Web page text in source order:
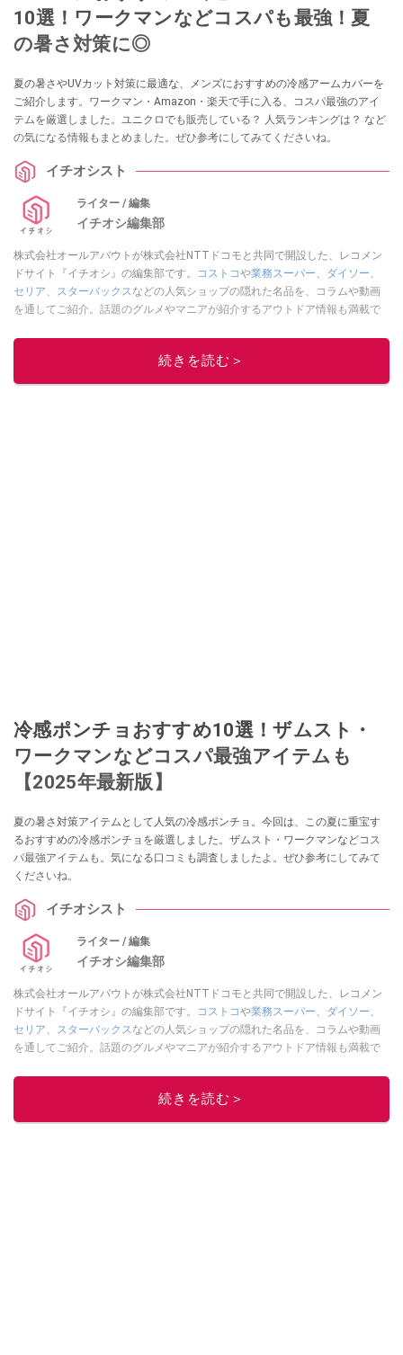
10選！ワークマンなどコスパも最強！夏
の暑さ対策に◎
夏の暑さやUVカット対策に最適な、メンズにおすすめの冷感アームカバーを
ご紹介します。ワークマン・Amazon・楽天で手に入る、コスパ最強のアイ
テムを厳選しました。ユニクロでも販売している？ 人気ランキングは？ など
の気になる情報もまとめました。ぜひ参考にしてみてくださいね。
イチオシスト
ライター / 編集
イチオシ編集部
株式会社オールアバウトが株式会社NTTドコモと共同で開設した、レコメン
ドサイト『イチオシ』の編集部です。
コストコや業務スーパー ダイソー
セリア
スターバックス などの人気ショップの隠れた名品を、コラムや動画
を通してご紹介。話題のグルメやマニアが紹介するアウトドア情報も満載で
レビューしています。毎日トレンド情報をお届けしているので、ぜひ
してください！続きを読む＞
冷感ポンチョおすすめ10選！ザムスト・
ワークマンなどコスパ最強アイテムも
【2025年最新版】
夏の暑さ対策アイテムとして人気の冷感ポンチョ。今回は、この夏に重宝す
るおすすめの冷感ポンチョを厳選しました。ザムスト・ワークマンなどコス
パ最強アイテムも。気になる口コミも調査しましたよ。ぜひ参考にしてみて
くださいね。
イチオシスト
ライター / 編集
イチオシ編集部
株式会社オールアバウトが株式会社NTTドコモと共同で開設した、レコメン
ドサイト『イチオシ』の編集部です。
コストコや業務スーパー ダイソー
セリア
スターバックス などの人気ショップの隠れた名品を、コラムや動画
を通してご紹介。話題のグルメやマニアが紹介するアウトドア情報も満載で
レビューしています。毎日トレンド情報をお届けしているので、ぜひ
してください！続きを読む＞